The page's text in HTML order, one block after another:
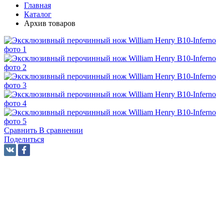
Главная
Каталог
Архив товаров
Сравнить В сравнении
Поделиться